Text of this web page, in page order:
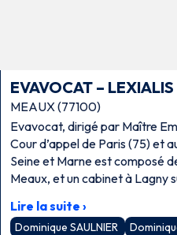
EVAVOCAT –
MEAUX (77100)
Evavocat, dirigé par Maître
Cour d’appel de Paris (75) et
Seine et Marne est composé
Meaux, et un cabinet à Lagny
Lire la suite ›
Dominique SAULNIER